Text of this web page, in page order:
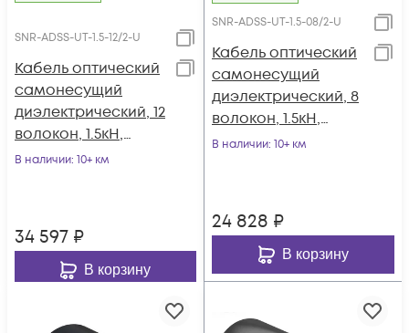
SNR-ADSS-UT-1.5-12/2-U
Кабель оптический
самонесущий
диэлектрический, 12
волокон, 1.5кН,
катушка 2км.
В наличии: 10+ км
34 597 ₽
В корзину
SNR-ADSS-UT-1.5-08/2-U
Кабель оптический
самонесущий
диэлектрический, 8
волокон, 1.5кН,
катушка 2км.
В наличии: 10+ км
24 828 ₽
В корзину